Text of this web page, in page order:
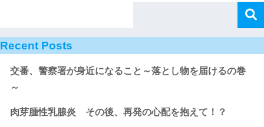
Recent Posts
交番、警察署が身近になること～落とし物を届けるの巻
～
肉芽腫性乳腺炎 その後、再発の心配を抱えて！？